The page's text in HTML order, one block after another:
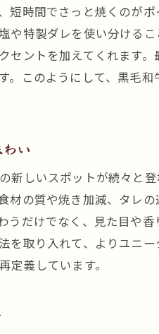
黒川駅
和牛の
黒毛和
焼肉の達人
焼肉の
焼肉の
達人との
黒川駅で楽
短時間でさっと焼くのが
や特製ダレを使い分ける
セントを加えてくれます
。このようにして、黒毛
い
新しいスポットが続々と
材の質や焼き加減、タレ
うだけでなく、見た目や
を取り入れて、よりユニ
定義しています。